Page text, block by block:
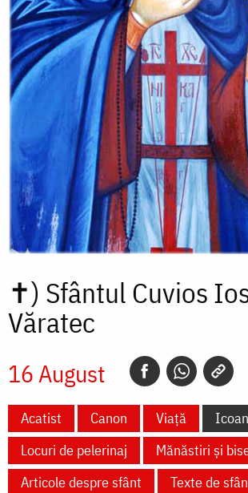
✝) Sfântul Cuvios
Văratec
16 August
Acatist Canon Viață
Locuri de pelerinaj
Mănăstiri și
Articole despre sfânt
Texte de